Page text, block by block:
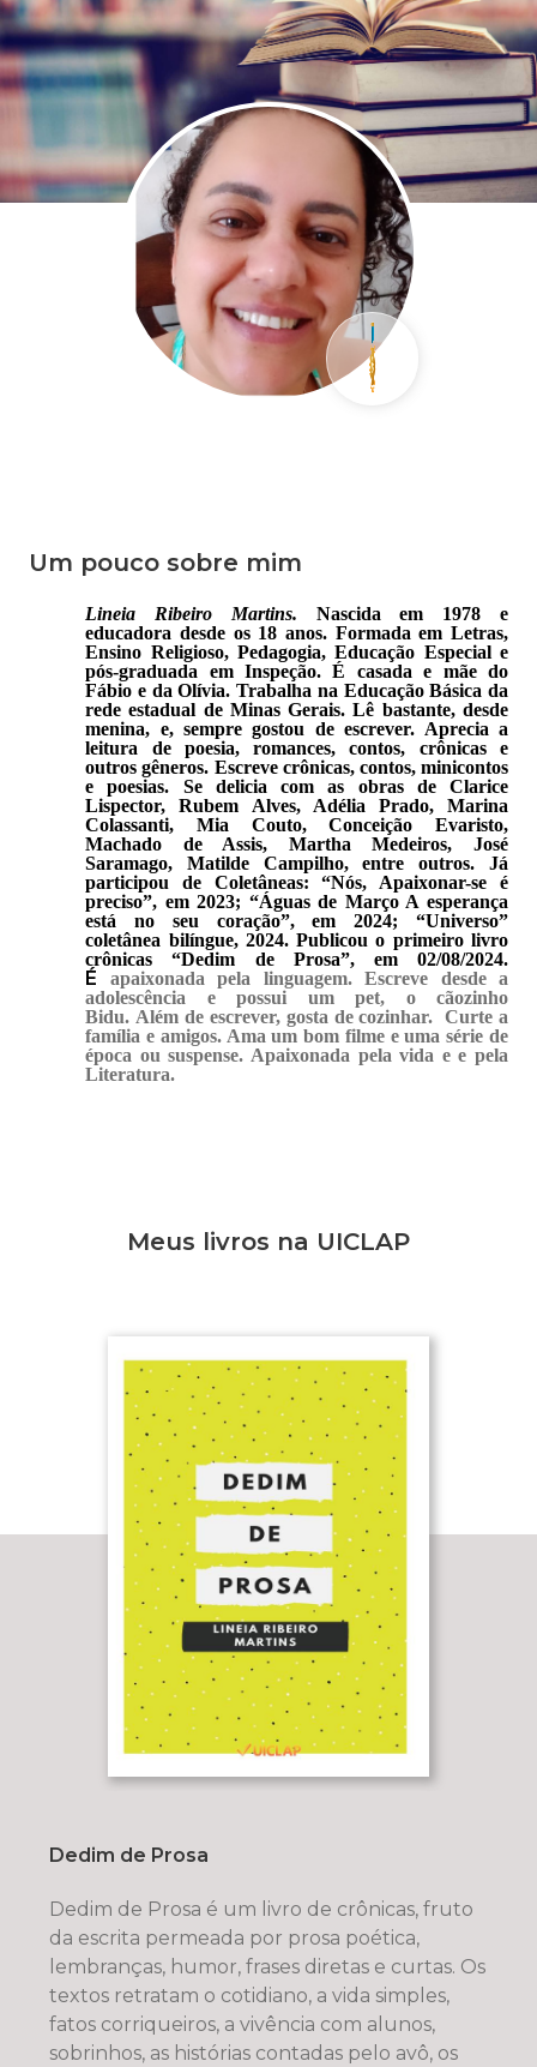
Um pouco sobre mim
Lineia Ribeiro Martins. Nascida em 1978 e
educadora desde os 18 anos. Formada em Letras,
Ensino Religioso, Pedagogia, Educação Especial e
pós-graduada em Inspeção. É casada e mãe do
Fábio e da Olívia. Trabalha na Educação Básica da
rede estadual de Minas Gerais. Lê bastante, desde
menina, e, sempre gostou de escrever. Aprecia a
leitura de poesia, romances, contos, crônicas e
outros gêneros. Escreve crônicas, contos, minicontos
e poesias. Se delicia com as obras de Clarice
Lispector, Rubem Alves, Adélia Prado, Marina
Colassanti, Mia Couto, Conceição Evaristo,
Machado de Assis, Martha Medeiros, José
Saramago, Matilde Campilho, entre outros. Já
participou de Coletâneas: “Nós, Apaixonar-se é
preciso”, em 2023; “Águas de Março A esperança
está no seu coração”, em 2024; “Universo”
coletânea bilíngue, 2024. Publicou o primeiro livro
crônicas “Dedim de Prosa”, em 02/08/2024.
É apaixonada pela linguagem. Escreve desde a
adolescência e possui um pet, o cãozinho
Bidu. Além de escrever, gosta de cozinhar. Curte a
família e amigos. Ama um bom filme e uma série de
época ou suspense. Apaixonada pela vida e e pela
Literatura.
Meus livros na UICLAP
Dedim de Prosa
Dedim de Prosa é um livro de crônicas, fruto
da escrita permeada por prosa poética,
lembranças, humor, frases diretas e curtas. Os
textos retratam o cotidiano, a vida simples,
fatos corriqueiros, a vivência com alunos,
sobrinhos, as histórias contadas pelo avô, os